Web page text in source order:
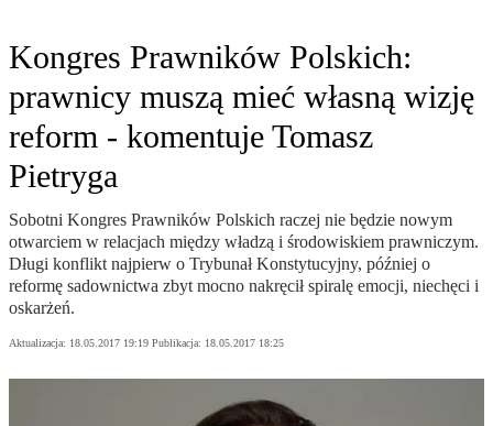
Kongres Prawników Polskich:
prawnicy muszą mieć własną wizję
reform - komentuje Tomasz
Pietryga
Sobotni Kongres Prawników Polskich raczej nie będzie nowym
otwarciem w relacjach między władzą i środowiskiem prawniczym.
Długi konflikt najpierw o Trybunał Konstytucyjny, później o
reformę sadownictwa zbyt mocno nakręcił spiralę emocji, niechęci i
oskarżeń.
Aktualizacja: 18.05.2017 19:19 Publikacja: 18.05.2017 18:25